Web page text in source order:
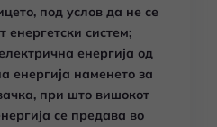
под услов да не се
енергетски систем;
енергија од
енергија наменето за
при што вишокот
се предава во